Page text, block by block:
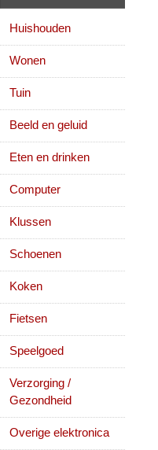
Huishouden
Wonen
Tuin
Beeld en geluid
Eten en drinken
Computer
Klussen
Schoenen
Koken
Fietsen
Speelgoed
Verzorging /
Gezondheid
Overige elektronica